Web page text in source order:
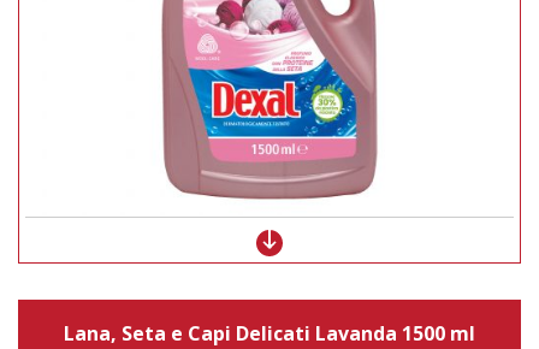
Lana, Seta e Capi Delicati Lavanda 1500 ml